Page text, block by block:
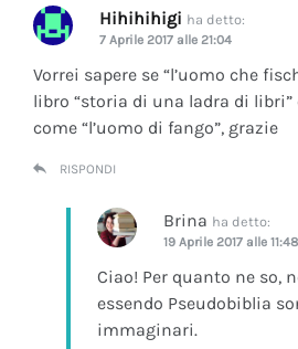
Hihihihigi ha detto:
7 Aprile 2017 alle 21:04
Vorrei sapere se “l’uomo che
libro “storia di una ladra di libri”
come “l’uomo di fango”, grazie
RISPONDI
Brina ha detto:
19 Aprile 2017 alle 11:48
Ciao! Per quanto ne so,
essendo Pseudobiblia
immaginari.